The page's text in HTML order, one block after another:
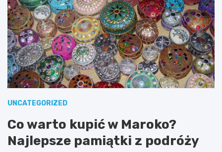
UNCATEGORIZED
Co warto kupić w Maroko?
Najlepsze pamiątki z podróży